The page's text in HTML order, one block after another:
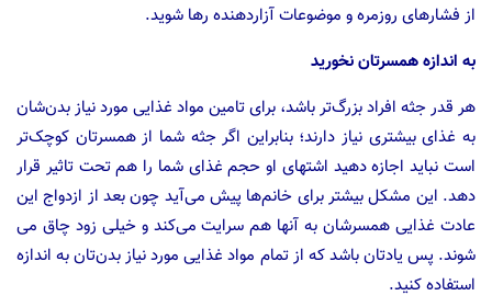
از فشارهای روزمره و موضوعات آزاردهنده رها شوید.
به اندازه همسرتان نخورید
هر قدر جثه افراد بزرگ‌تر باشد، برای تامین مواد غذایی مورد نیاز بدن‌شان
به غذای بیشتری نیاز دارند؛ بنابراین اگر جثه شما از همسرتان کوچک‌تر
است نباید اجازه دهید اشتهای او حجم غذای شما را هم تحت تاثیر قرار
دهد. این مشکل بیشتر برای خانم‌ها پیش می‌آید چون بعد از ازدواج این
عادت غذایی همسرشان به آنها هم سرایت می‌کند و خیلی زود چاق می
شوند. پس یادتان باشد که از تمام مواد غذایی مورد نیاز بدن‌تان به اندازه
استفاده کنید.